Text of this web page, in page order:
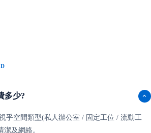
多少?
乎空間類型(私人辦公室 / 固定工位 / 流動工
及網絡。